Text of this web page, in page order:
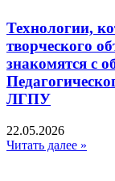
Технологии,
творческого
знакомятся с
ЛГПУ
22.05.2026
Читать далее »